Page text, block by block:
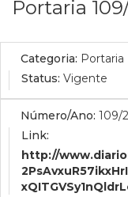
Portaria
Categoria: Portaria
Status: Vigente
Número/Ano: 109/
Link:
http://